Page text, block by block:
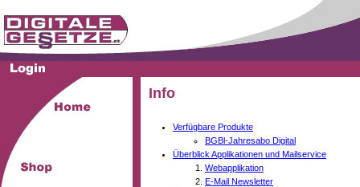
Info
Verfügbare Produkte
BGBl-Jahresabo Digital
Überblick Applikationen und Mailservice
Webapplikation
E-Mail Newsletter